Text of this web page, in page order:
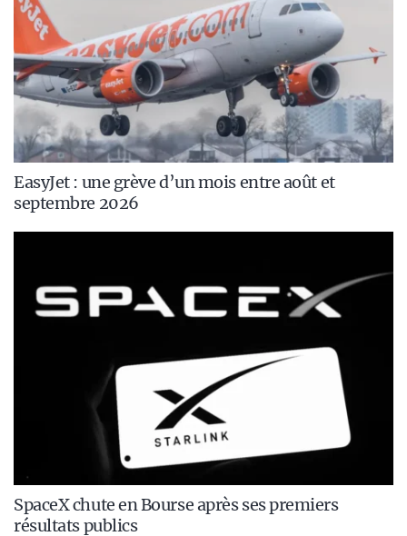
EasyJet : une grève d’un mois entre août et
septembre 2026
SpaceX chute en Bourse après ses premiers
résultats publics